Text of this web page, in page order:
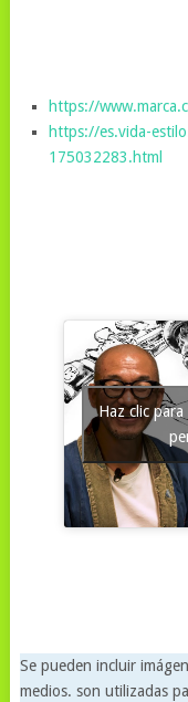
https://
https://es.vida-
175032283.html
Haz clic
Se pueden incluir
medios. son utilizadas